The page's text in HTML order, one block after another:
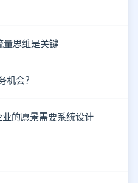
量思维是关键
机会？
的愿景需要系统设计